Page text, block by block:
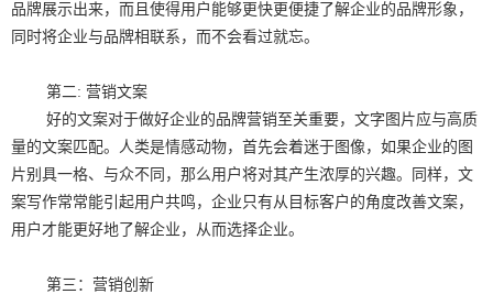
品牌展示出来，而且使得用户能够更快更便捷了解企业的品牌形象，
同时将企业与品牌相联系，而不会看过就忘。
第二: 营销文案
好的文案对于做好企业的品牌营销至关重要，文字图片应与高质
量的文案匹配。人类是情感动物，首先会着迷于图像，如果企业的图
片别具一格、与众不同，那么用户将对其产生浓厚的兴趣。同样，文
案写作常常能引起用户共鸣，企业只有从目标客户的角度改善文案，
用户才能更好地了解企业，从而选择企业。
第三：营销创新